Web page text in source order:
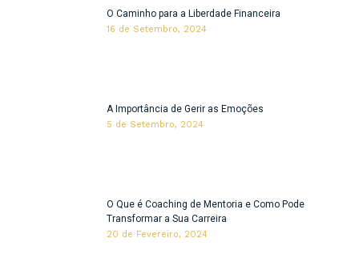
O Caminho para a Liberdade Financeira
16 de Setembro, 2024
A Importância de Gerir as Emoções
5 de Setembro, 2024
O Que é Coaching de Mentoria e Como Pode
Transformar a Sua Carreira
20 de Fevereiro, 2024